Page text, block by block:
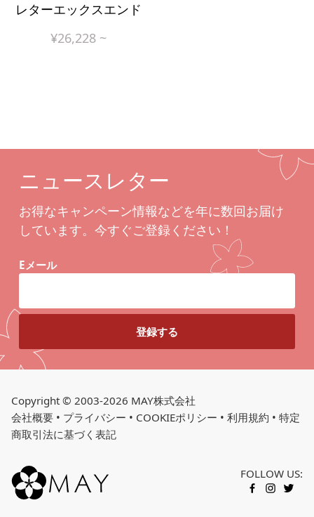
レターエックスエンド
¥26,228 ~
ニュースレター
お得なキャンペーン情報などを年に数回お届け
しています。今すぐご登録ください！
Eメール
Copyright © 2003-2026 MAY株式会社
会社概要 • プライバシー • COOKIEポリシー • 利用規約 • 特定
商取引法に基づく表記
FOLLOW US:
FACEBOOK